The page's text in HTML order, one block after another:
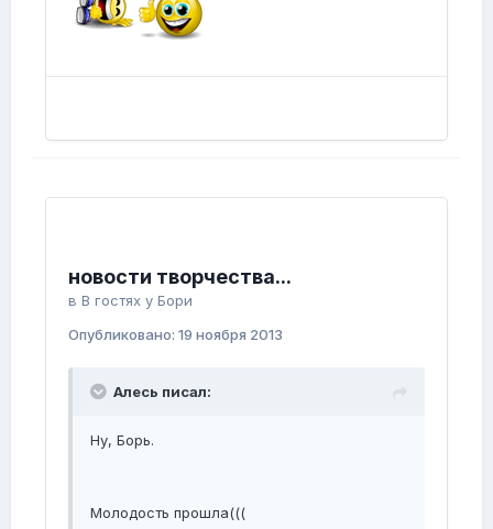
новости творчества...
в В гостях у Бори
Опубликовано: 19 ноября 2013
Алесь писал:
Ну, Борь.
Молодость прошла(((